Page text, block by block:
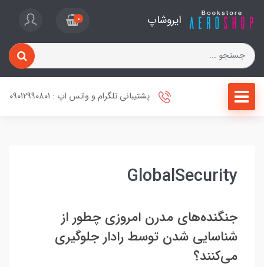
ایروشاپ 0
پشتیبانی تلگرام و واتس اپ : 09012990801
GlobalSecurity
جنگنده‌های مدرن امروزی چطور از
شناسایی شدن توسط رادار جلوگیری
می‌کنند؟